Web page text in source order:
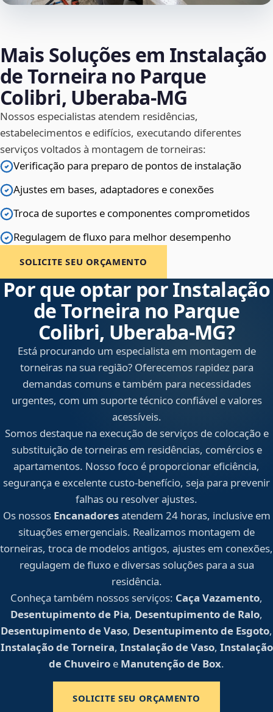
Mais Soluções em Instalação
de Torneira no Parque
Colibri, Uberaba‑MG
Nossos especialistas atendem residências,
estabelecimentos e edifícios, executando diferentes
serviços voltados à montagem de torneiras:
Verificação para preparo de pontos de instalação
Ajustes em bases, adaptadores e conexões
Troca de suportes e componentes comprometidos
Regulagem de fluxo para melhor desempenho
SOLICITE SEU ORÇAMENTO
Por que optar por Instalação
de Torneira no Parque
Colibri, Uberaba‑MG?
Está procurando um especialista em montagem de
torneiras na sua região? Oferecemos rapidez para
demandas comuns e também para necessidades
urgentes, com um suporte técnico confiável e valores
acessíveis.
Somos destaque na execução de serviços de colocação e
substituição de torneiras em residências, comércios e
apartamentos. Nosso foco é proporcionar eficiência,
segurança e excelente custo-benefício, seja para prevenir
falhas ou resolver ajustes.
Os nossos Encanadoresatendem 24 horas, inclusive em
situações emergenciais. Realizamos montagem de
torneiras, troca de modelos antigos, ajustes em conexões,
regulagem de fluxo e diversas soluções para a sua
residência.
Conheça também nossos serviços: Caça Vazamento,
Desentupimento de Pia, Desentupimento de Ralo,
Desentupimento de Vaso, Desentupimento de Esgoto,
Instalação de Torneira, Instalação de Vaso, Instalação
de Chuveiro e Manutenção de Box.
SOLICITE SEU ORÇAMENTO